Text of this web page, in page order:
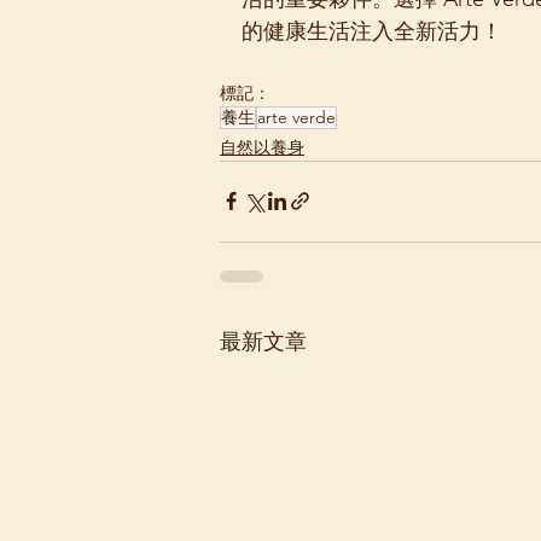
的健康生活注入全新活力！
標記：
養生 arte verde
自然以養身
最新文章